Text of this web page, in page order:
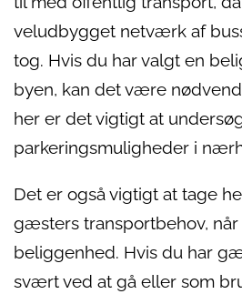
veludbygget netværk af
tog. Hvis du har valgt en
byen, kan det være
her er det vigtigt at
parkeringsmuligheder i
Det er også vigtigt at tage
gæsters transportbehov,
beliggenhed. Hvis du har
svært ved at gå eller som